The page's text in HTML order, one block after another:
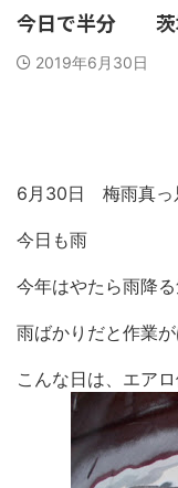
今日で半分 茨
2019年6月30日
6月30日 梅雨真
今日も雨
今年はやたら雨降
雨ばかりだと作業が
こんな日は、エア